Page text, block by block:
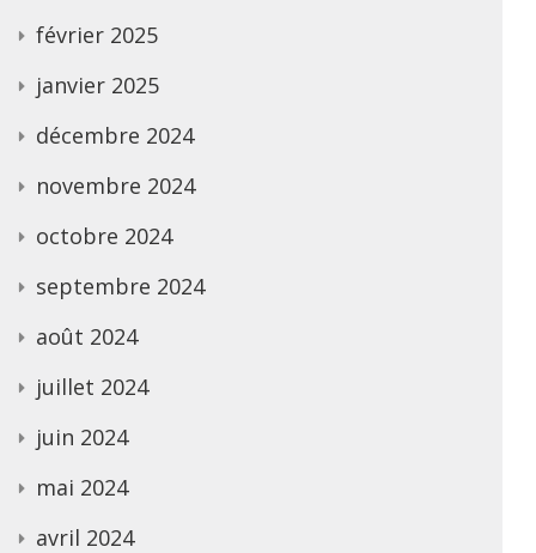
février 2025
janvier 2025
décembre 2024
novembre 2024
octobre 2024
septembre 2024
août 2024
juillet 2024
juin 2024
mai 2024
avril 2024